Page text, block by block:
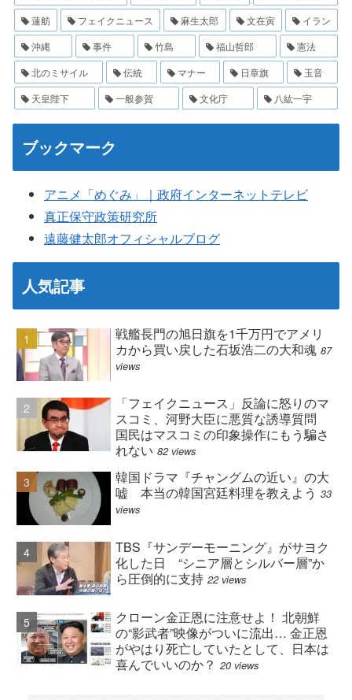
蓮舫
フェイクニュース 麻生太郎 文在寅
イラン
沖縄
事件 竹島 福山哲郎
憲法
北のミサイル
伝統 マナー 日章旗
玉音
天皇陛下
一般参賀 文化庁 八紘一宇
ブックマーク
アニメ「めぐみ」｜政府インターネットテレビ
真正保守政策研究所
遠藤健太郎オフィシャルブログ
人気記事
戦艦長門の旭日旗を1千万円でアメリ
カから買い戻した石坂浩二の大和魂 87
views
「フェイクニュース」反論に怒りのマ
スコミ、河野大臣に悪質な誘導質問
国民はマスコミの印象操作にもう騙さ
れない 82 views
韓国ドラマ『チャングムの近い』の大
嘘 本当の韓国宮廷料理を教えよう 33
views
TBS『サンデーモーニング』がサヨク
化した日 “シニア層とシルバー層”か
ら圧倒的に支持 22 views
クローン金正恩に注意せよ！ 北朝鮮
の“影武者”映像がついに流出… 金正恩
がやはり死亡していたとして、日本は
喜んでいいのか？ 20 views